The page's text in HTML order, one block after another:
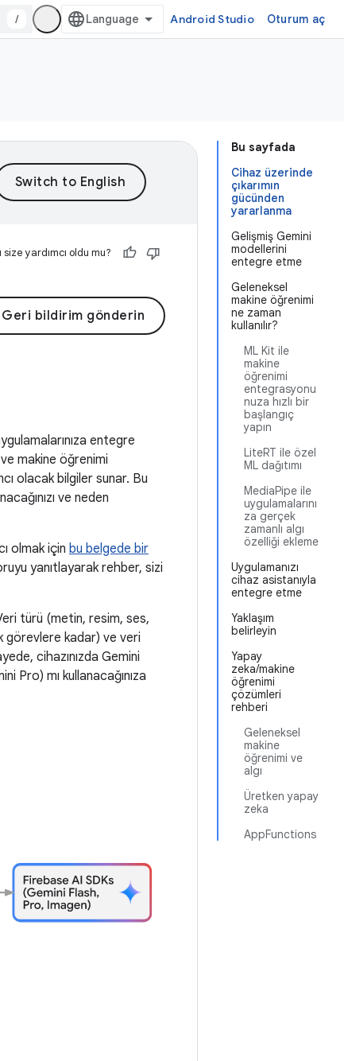
/ Android Studio Oturum aç
Bu sayfada
Cihaz üzerinde
çıkarımın
gücünden
yararlanma
Gelişmiş Gemini
modellerini
entegre etme
Geleneksel
makine öğrenimi
ne zaman
kullanılır?
ML Kit ile
makine
öğrenimi
entegrasyonu
nuza hızlı bir
başlangıç
yapın
LiteRT ile özel
ML dağıtımı
MediaPipe ile
uygulamalarını
za gerçek
zamanlı algı
özelliği ekleme
Uygulamanızı
cihaz asistanıyla
entegre etme
Yaklaşım
belirleyin
Yapay
zeka/makine
öğrenimi
çözümleri
rehberi
Geleneksel
makine
öğrenimi ve
algı
Üretken yapay
zeka
AppFunctions
size yardımcı oldu mu?
Geri bildirim gönderin
entegre
makine öğrenimi
olacak bilgiler sunar. Bu
ve neden
olmak için bu belgede bir
yanıtlayarak rehber, sizi
türü (metin, resim, ses,
görevlere kadar) ve veri
cihazınızda Gemini
Pro) mı kullanacağınıza